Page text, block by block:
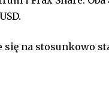
na stosunkowo